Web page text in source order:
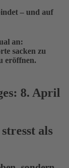
– und auf
an:
sacken zu
eröffnen.
8. April
als